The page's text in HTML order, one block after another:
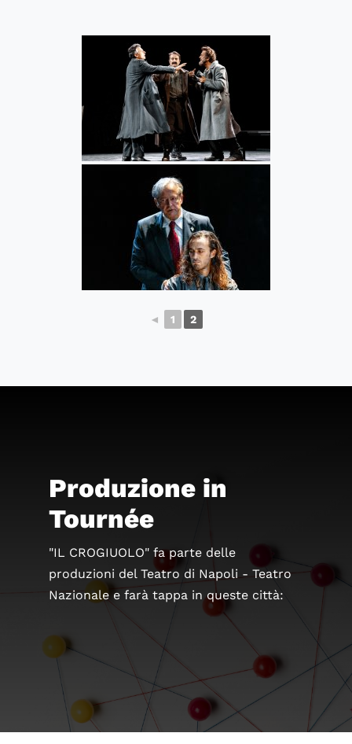
◄ 1 2
Produzione in
Tournée
"IL CROGIUOLO" fa parte delle
produzioni del Teatro di Napoli - Teatro
Nazionale e farà tappa in queste città: